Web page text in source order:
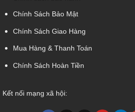
Chính Sách Bảo Mật
Chính Sách Giao Hàng
Mua Hàng & Thanh Toán
Chính Sách Hoàn Tiền
Kết nối mạng xã hội: